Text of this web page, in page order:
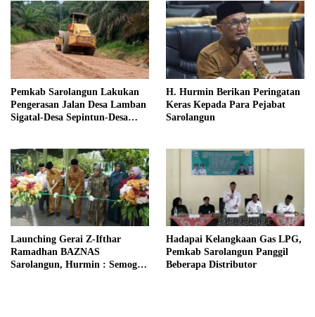
Pemkab Sarolangun Lakukan
Pengerasan Jalan Desa Lamban
Sigatal-Desa Sepintun-Desa
H. Hurmin Berikan Peringatan
Keras Kepada Para Pejabat
Sarolangun
Launching Gerai Z-Ifthar
Ramadhan BAZNAS
Sarolangun, Hurmin : Semoga
Hadapai Kelangkaan Gas LPG,
Pemkab Sarolangun Panggil
Beberapa Distributor